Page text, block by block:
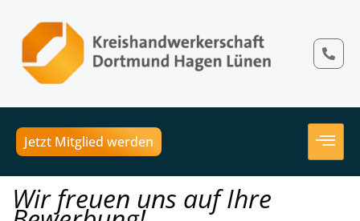
Jetzt Mitglied werden
Wir freuen uns auf Ihre